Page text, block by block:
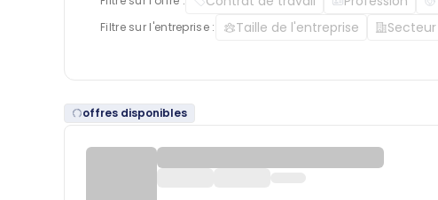
Filtre sur l'entreprise : Taille de l'entreprise Secteur
offres disponibles